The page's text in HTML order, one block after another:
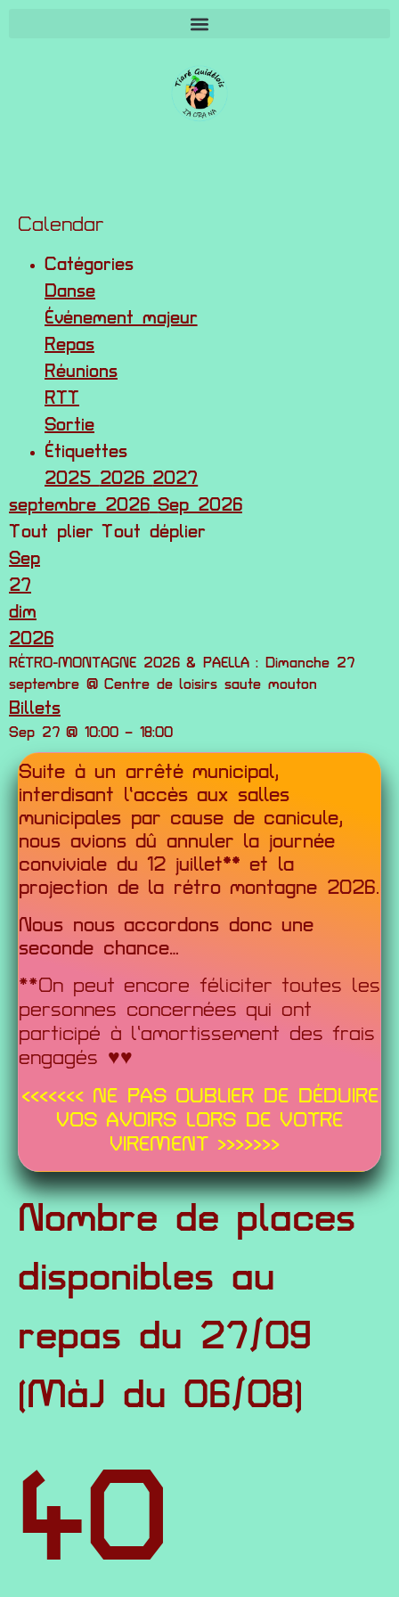
Calendar
Catégories
Danse
Événement majeur
Repas
Réunions
RTT
Sortie
Étiquettes
2025 2026 2027
septembre 2026 Sep 2026
Tout plierTout déplier
Sep
27
dim
2026
RÉTRO-MONTAGNE 2026 & PAELLA : Dimanche 27
septembre @ Centre de loisirs saute mouton
Billets
Sep 27 @ 10:00 – 18:00
Suite à un arrêté municipal,
interdisant l’accès aux salles
municipales par cause de canicule,
nous avions dû annuler la journée
conviviale du 12 juillet** et la
projection de la rétro montagne 2026.
Nous nous accordons donc une
seconde chance…
**On peut encore féliciter toutes les
personnes concernées qui ont
participé à l’amortissement des frais
engagés ♥♥
<<<<<<< NE PAS OUBLIER DE DÉDUIRE
VOS AVOIRS LORS DE VOTRE
VIREMENT >>>>>>>
Nombre de places
disponibles au
repas du 27/09
(MàJ du 06/08)
40